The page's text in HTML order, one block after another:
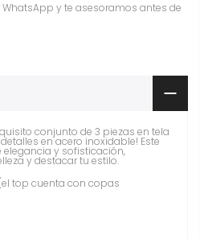
y te asesoramos antes de
conjunto de 3 piezas en tela
en acero inoxidable! Este
y sofisticación,
y destacar tu estilo.
top cuenta con copas